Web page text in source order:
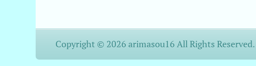
Copyright © 2026 arimasou16 All Rights Reserved.